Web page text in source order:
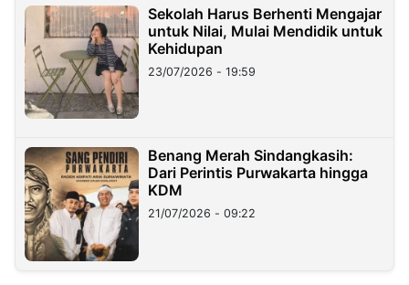
Sekolah Harus Berhenti Mengajar
untuk Nilai, Mulai Mendidik untuk
Kehidupan
23/07/2026 - 19:59
Benang Merah Sindangkasih:
Dari Perintis Purwakarta hingga
KDM
21/07/2026 - 09:22